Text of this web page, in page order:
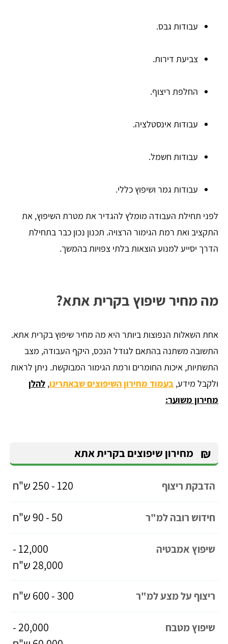
עבודות גבס.
צביעת דירות.
החלפת ריצוף.
עבודות אינסטלציה.
עבודות חשמל.
עבודות גמר ושיפוץ כללי.
לפני תחילת העבודה מומלץ להגדיר את מטרת השיפוץ, את
התקציב ואת רמת הגימור הרצויה. תכנון נכון כבר בתחילת
הדרך יסייע למנוע הוצאות בלתי צפויות בהמשך.
מה מחיר שיפוץ בקרית אתא?
אחת השאלות הנפוצות ביותר היא מה מחיר שיפוץ בקרית אתא.
התשובה משתנה בהתאם לגודל הנכס, היקף העבודה, מצב
התשתיות, איכות החומרים ורמת הגימור המבוקשת. ניתן לראות
ולקבל מידע, בעמוד מחירון השיפוצים שבאתרינו, להלן
מחירון משוער:
₪ מחירון שיפוצים בקרית אתא
הדבקת ריצוף 120 - 250 ש"ח
חידוש רובה למ"ר 50 - 90 ש"ח
שיפוץ אמבטיה
12,000 -
28,000 ש"ח
ריצוף על מצע למ"ר 300 - 600 ש"ח
שיפוץ מטבח
20,000 -